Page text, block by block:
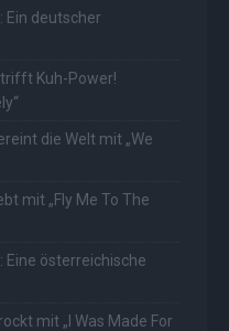
Ein deutscher
trifft Kuh-Power!
die Welt mit „We
mit „Fly Me To The
Eine österreichische
mit „I Was Made For